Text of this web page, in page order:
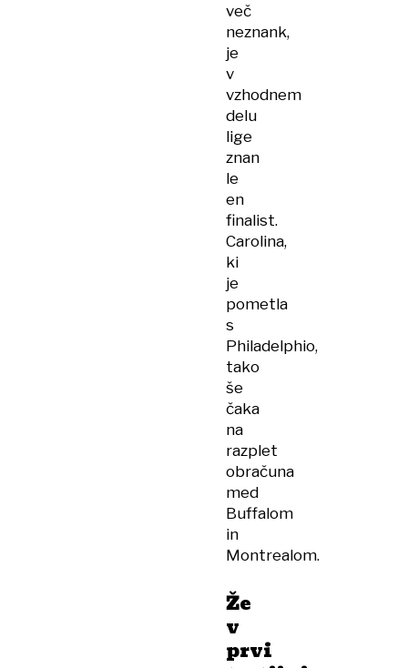
več
neznank,
je
v
vzhodnem
delu
lige
znan
le
en
finalist.
Carolina,
ki
je
pometla
s
Philadelphio,
tako
še
čaka
na
razplet
obračuna
med
Buffalom
in
Montrealom.
Že
v
prvi